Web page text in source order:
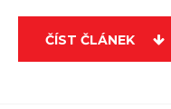
ČÍST ČLÁNEK